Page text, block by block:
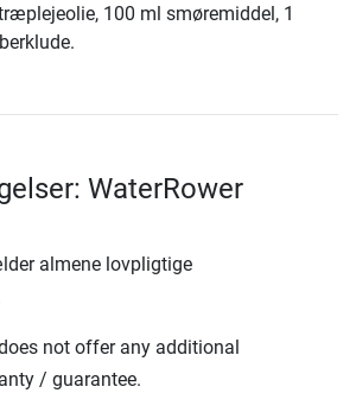
100 ml smøremiddel, 1
WaterRower
almene lovpligtige
not offer any additional
/ guarantee.